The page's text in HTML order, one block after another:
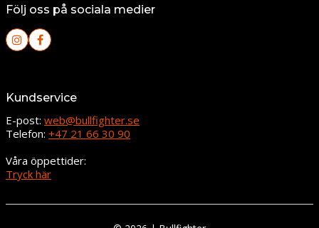
Följ oss på sociala medier
Kundservice
E-post: web@bullfighter.se
Telefon: +47 21 66 30 90
Våra öppettider:
Tryck här